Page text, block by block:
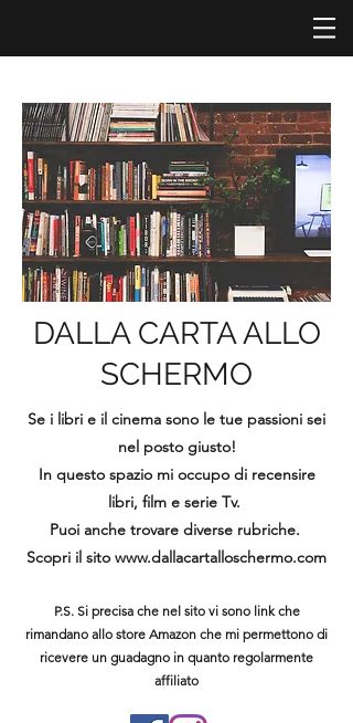
DALLA CARTA ALLO
SCHERMO
Se i libri e il cinema sono le tue passioni sei
nel posto giusto!
In questo spazio mi occupo di recensire
libri, film e serie Tv.
Puoi anche trovare diverse rubriche.
Scopri il sito www.dallacartalloschermo.com
P.S. Si precisa che nel sito vi sono link che
rimandano allo store Amazon che mi permettono di
ricevere un guadagno in quanto regolarmente
affiliato